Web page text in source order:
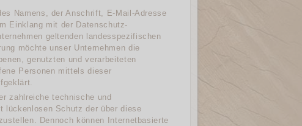
Namens, der Anschrift, E-Mail-Adresse
Einklang mit der Datenschutz-
geltenden landesspezifischen
möchte unser Unternehmen die
genutzten und verarbeiteten
Personen mittels dieser
zahlreiche technische und
lückenlosen Schutz der über diese
Dennoch können Internetbasierte